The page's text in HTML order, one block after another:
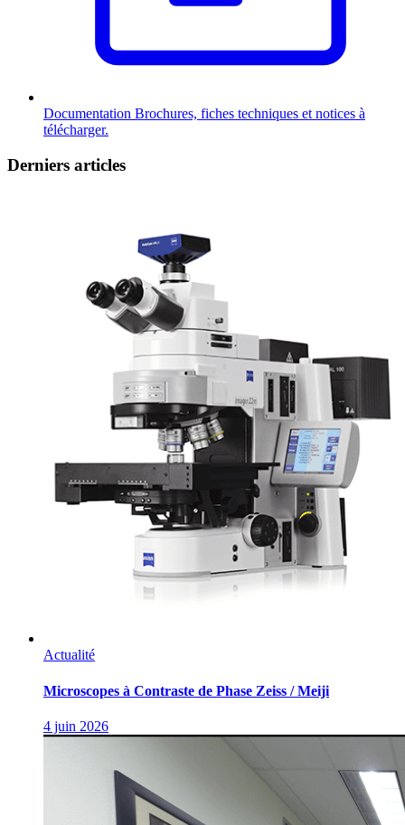
Documentation Brochures, fiches techniques et notices à
télécharger.
Derniers articles
Actualité
Microscopes à Contraste de Phase Zeiss / Meiji
4 juin 2026